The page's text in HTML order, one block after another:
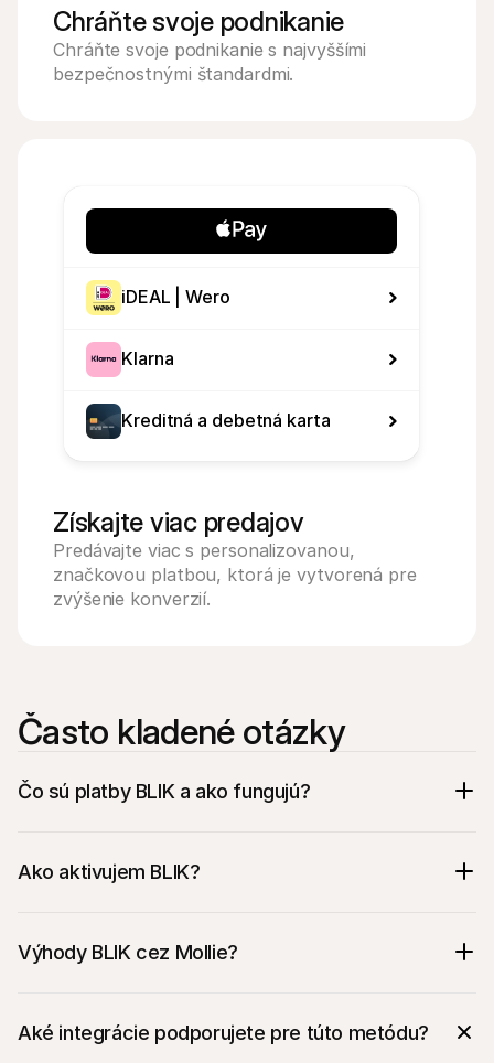
Chráňte svoje podnikanie
Chráňte svoje podnikanie s najvyššími
bezpečnostnými štandardmi.
iDEAL | Wero
Klarna
Kreditná a debetná karta
Získajte viac predajov
Predávajte viac s personalizovanou,
značkovou platbou, ktorá je vytvorená pre
zvýšenie konverzií.
Často kladené otázky
Čo sú platby BLIK a ako fungujú?
Ako aktivujem BLIK?
Výhody BLIK cez Mollie?
Aké integrácie podporujete pre túto metódu?